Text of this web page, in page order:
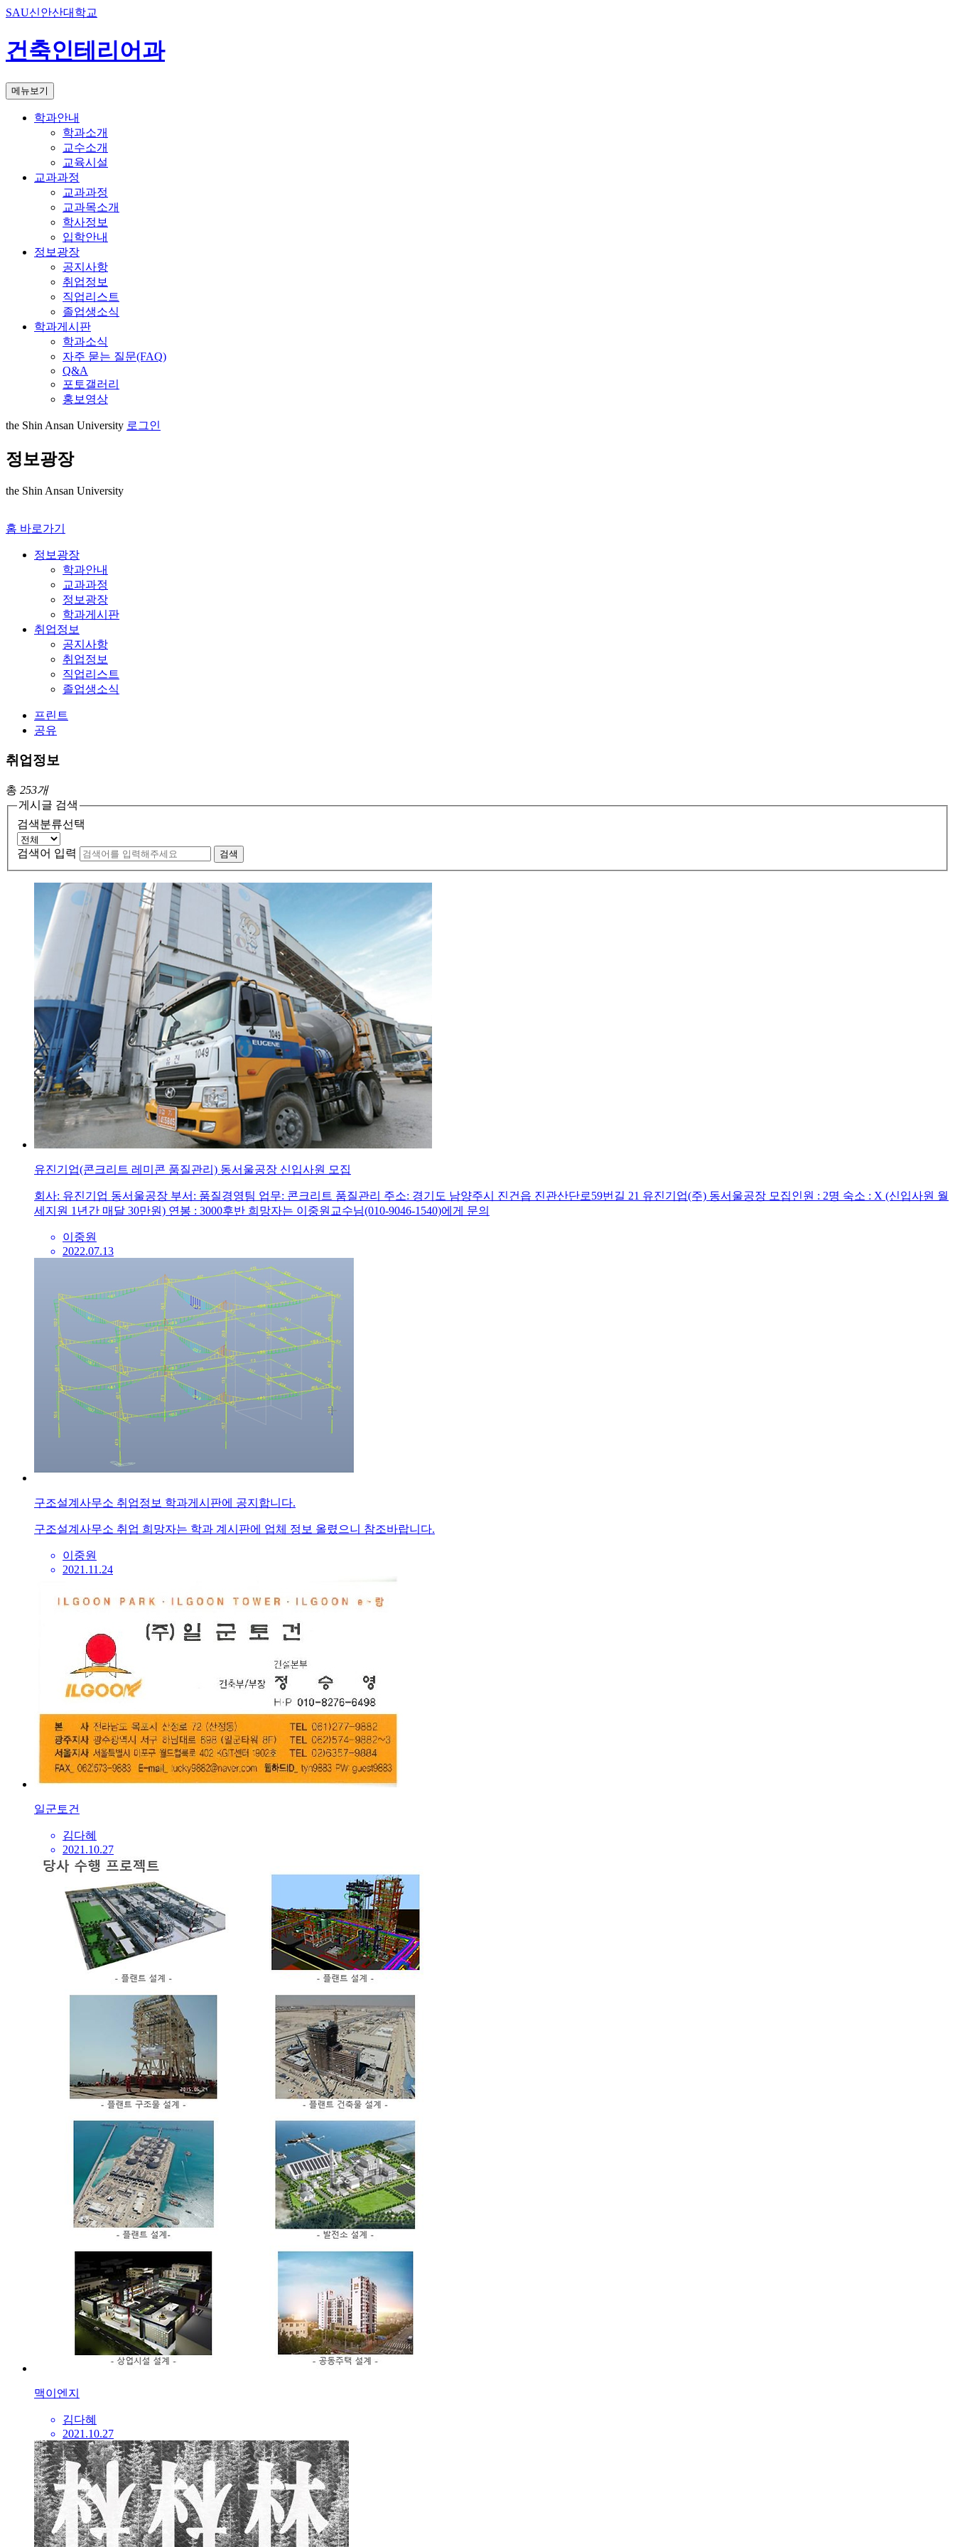
SAU신안산대학교
건축인테리어과
메뉴보기
학과안내
학과소개
교수소개
교육시설
교과과정
교과과정
교과목소개
학사정보
입학안내
정보광장
공지사항
취업정보
직업리스트
졸업생소식
학과게시판
학과소식
자주 묻는 질문(FAQ)
Q&A
포토갤러리
홍보영상
the Shin Ansan University 로그인
정보광장
the Shin Ansan University
홈 바로가기
정보광장
학과안내
교과과정
정보광장
학과게시판
취업정보
공지사항
취업정보
직업리스트
졸업생소식
프린트
공유
취업정보
총 253개
게시글 검색
검색분류선택
검색어 입력 검색
유진기업(콘크리트 레미콘 품질관리) 동서울공장 신입사원 모집
회사: 유진기업 동서울공장 부서: 품질경영팀 업무: 콘크리트 품질관리 주소: 경기도 남양주시 진건읍 진관산단로59번길 21 유진기업(주) 동서울공장 모집인원 : 2명 숙소 : X (신입사원 월
세지원 1년간 매달 30만원) 연봉 : 3000후반 희망자는 이중원교수님(010-9046-1540)에게 문의
이중원
2022.07.13
구조설계사무소 취업정보 학과게시판에 공지합니다.
구조설계사무소 취업 희망자는 학과 계시판에 업체 정보 올렸으니 참조바랍니다.
이중원
2021.11.24
일군토건
김다혜
2021.10.27
맥이엔지
김다혜
2021.10.27